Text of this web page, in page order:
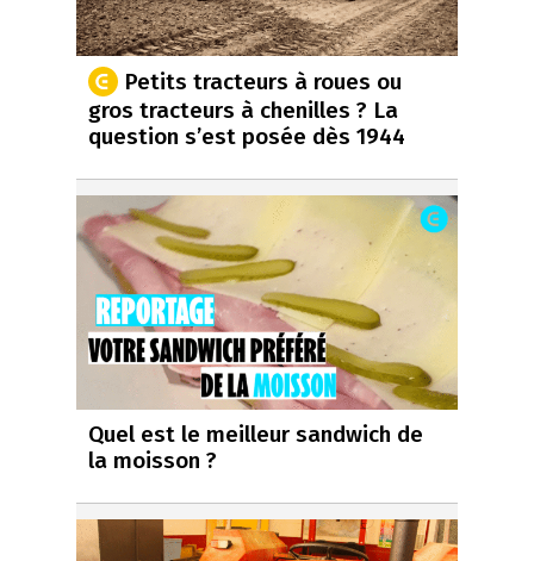
Petits tracteurs à roues ou
gros tracteurs à chenilles ? La
question s’est posée dès 1944
Quel est le meilleur sandwich de
la moisson ?